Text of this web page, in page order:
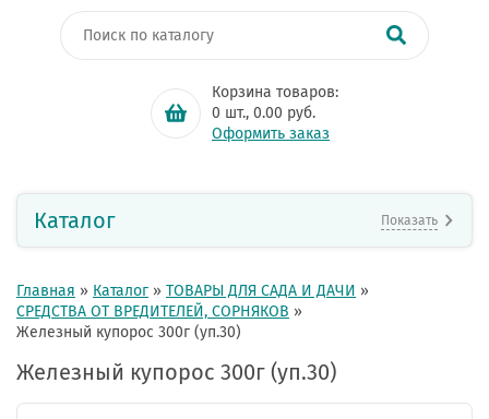
Корзина товаров:
0 шт., 0.00 руб.
Оформить заказ
Каталог Показать
Главная » Каталог » ТОВАРЫ ДЛЯ САДА И ДАЧИ »
СРЕДСТВА ОТ ВРЕДИТЕЛЕЙ, СОРНЯКОВ »
Железный купорос 300г (уп.30)
Железный купорос 300г (уп.30)